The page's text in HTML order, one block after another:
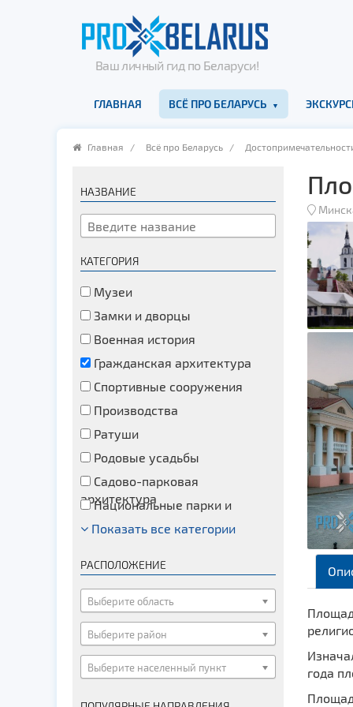
Ваш личный гид по Беларуси!
ГЛАВНАЯ ВСЁ ПРО БЕЛАРУСЬ
Главная / Всё про Беларусь /
НАЗВАНИЕ
КАТЕГОРИЯ
Музеи
Замки и дворцы
Военная история
Гражданская архитектура
Спортивные сооружения
Производства
Ратуши
Родовые усадьбы
Садово-парковая
архитектура
Национальные парки и
заказники
Озера и водоемы
Памятники археологии
Памятники геодезии
Памятники природы
Памятники известным людям
Церкви
Показать все категории
РАСПОЛОЖЕНИЕ
Выберите область
Выберите район
Выберите населенный пункт
года